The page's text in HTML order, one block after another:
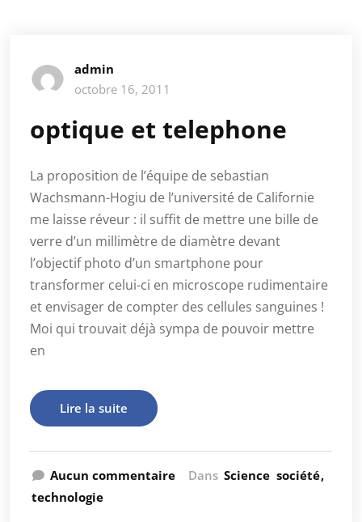
admin
octobre 16, 2011
optique et telephone
La proposition de l’équipe de sebastian
Wachsmann-Hogiu de l’université de Californie
me laisse réveur : il suffit de mettre une bille de
verre d’un millimètre de diamètre devant
l’objectif photo d’un smartphone pour
transformer celui-ci en microscope rudimentaire
et envisager de compter des cellules sanguines !
Moi qui trouvait déjà sympa de pouvoir mettre
en
Lire la suite
Aucun commentaire Dans Science société
technologie